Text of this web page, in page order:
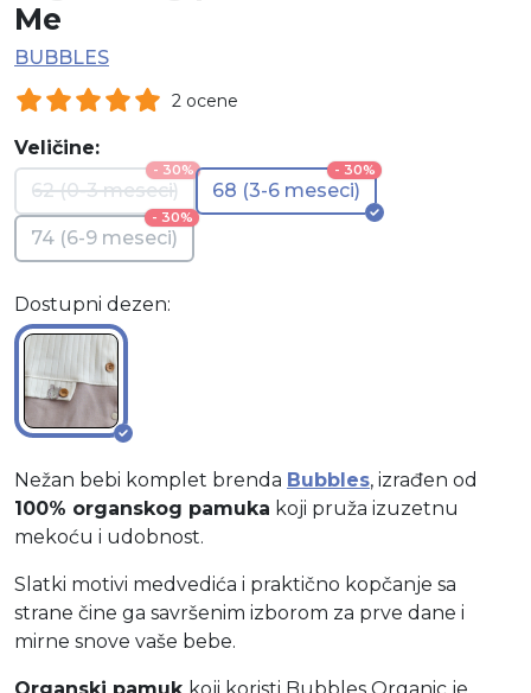
Me
BUBBLES
2 ocene
Veličine:
- 30%
62 (0-3 meseci)
- 30%
68 (3-6 meseci)
- 30%
74 (6-9 meseci)
Dostupni dezen:
Nežan bebi komplet brenda Bubbles, izrađen od
100% organskog pamuka koji pruža izuzetnu
mekoću i udobnost.
Slatki motivi medvedića i praktično kopčanje sa
strane čine ga savršenim izborom za prve dane i
mirne snove vaše bebe.